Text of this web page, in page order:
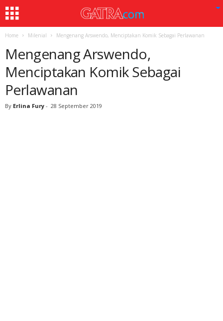
Home Milenial Mengenang Arswendo, Menciptakan Komik Sebagai Perlawanan
Mengenang Arswendo,
Menciptakan Komik Sebagai
Perlawanan
By Erlina Fury - 28 September 2019